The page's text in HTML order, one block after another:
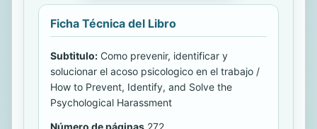
Ficha Técnica del Libro
Subtitulo: Como prevenir, identificar y
solucionar el acoso psicologico en el trabajo /
How to Prevent, Identify, and Solve the
Psychological Harassment
Número de páginas 272